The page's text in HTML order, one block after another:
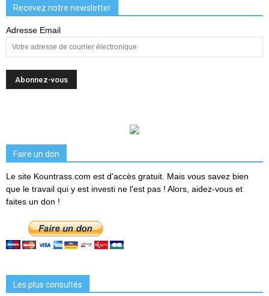
Recevez notre newsletter
Adresse Email
Faire un don
Le site Kountrass.com est d'accès gratuit. Mais vous savez bien
que le travail qui y est investi ne l'est pas ! Alors, aidez-vous et
faites un don !
Les plus consultés